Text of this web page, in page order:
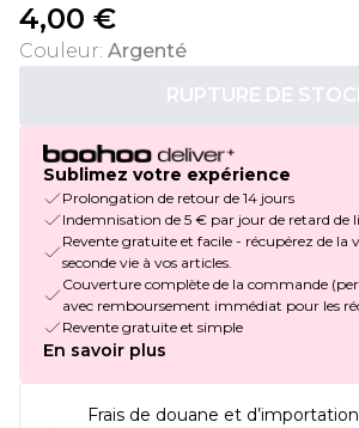
4,00 €
Couleur: Argenté
RUPTURE DE
Sublimez votre expérience
Prolongation de retour de 14 jours
Indemnisation de 5 € par jour de retard de
Revente gratuite et facile - récupérez de la
seconde vie à vos articles.
Couverture complète de la commande
avec remboursement immédiat pour les
Revente gratuite et simple
En savoir plus
Frais de douane et